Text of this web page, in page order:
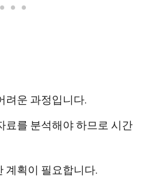
려운 과정입니다.
료를 분석해야 하므로 시간
계획이 필요합니다.